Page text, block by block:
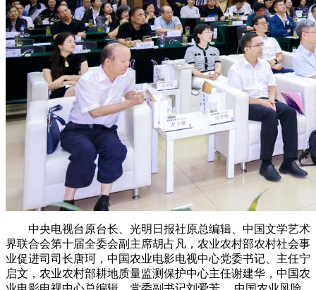
中央电视台原台长、光明日报社原总编辑、中国文学艺术
界联合会第十届全委会副主席胡占凡，农业农村部农村社会事
业促进司司长唐珂，中国农业电影电视中心党委书记、主任宁
启文，农业农村部耕地质量监测保护中心主任谢建华，中国农